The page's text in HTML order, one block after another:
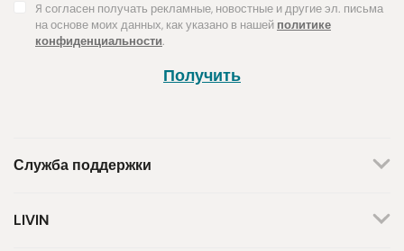
Я согласен получать рекламные, новостные и другие эл. письма
на основе моих данных, как указано в нашей политике
конфиденциальности.
Получить
Служба поддержки
Написать запрос
LIVIN